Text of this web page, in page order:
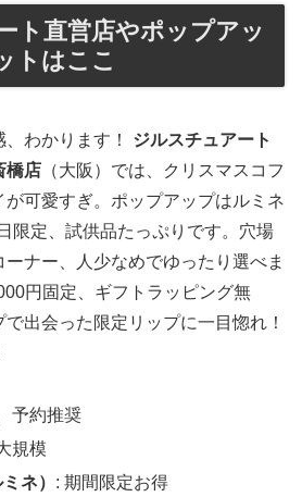
ト直営店やポップアッ
トはここ
わかります！ ジルスチュアート
橋店 （大阪）では、クリスマスコフ
が可愛すぎ。ポップアップはルミネ
限定、試供品たっぷりです。穴場
ーナー、人少なめでゆったり選べま
円固定、ギフトラッピング無
出会った限定リップに一目惚れ！
予約推奨
規模
ネ） : 期間限定お得